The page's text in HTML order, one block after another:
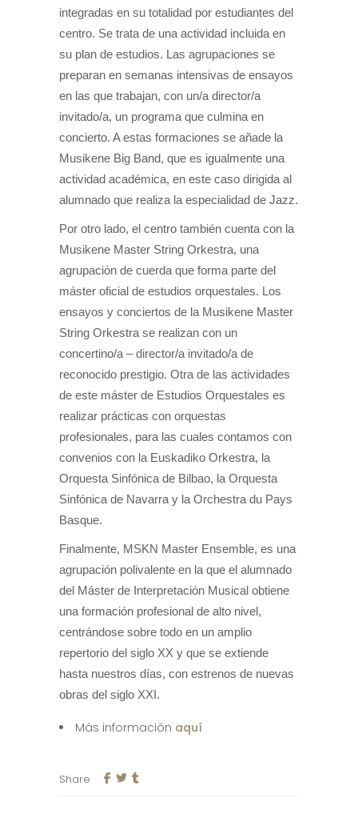
integradas en su totalidad por estudiantes del
centro. Se trata de una actividad incluida en
su plan de estudios. Las agrupaciones se
preparan en semanas intensivas de ensayos
en las que trabajan, con un/a director/a
invitado/a, un programa que culmina en
concierto. A estas formaciones se añade la
Musikene Big Band, que es igualmente una
actividad académica, en este caso dirigida al
alumnado que realiza la especialidad de Jazz.
Por otro lado, el centro también cuenta con la
Musikene Master String Orkestra, una
agrupación de cuerda que forma parte del
máster oficial de estudios orquestales. Los
ensayos y conciertos de la Musikene Master
String Orkestra se realizan con un
concertino/a – director/a invitado/a de
reconocido prestigio. Otra de las actividades
de este máster de Estudios Orquestales es
realizar prácticas con orquestas
profesionales, para las cuales contamos con
convenios con la Euskadiko Orkestra, la
Orquesta Sinfónica de Bilbao, la Orquesta
Sinfónica de Navarra y la Orchestra du Pays
Basque.
Finalmente, MSKN Master Ensemble, es una
agrupación polivalente en la que el alumnado
del Máster de Interpretación Musical obtiene
una formación profesional de alto nivel,
centrándose sobre todo en un amplio
repertorio del siglo XX y que se extiende
hasta nuestros días, con estrenos de nuevas
obras del siglo XXI.
Más información aquí
Share